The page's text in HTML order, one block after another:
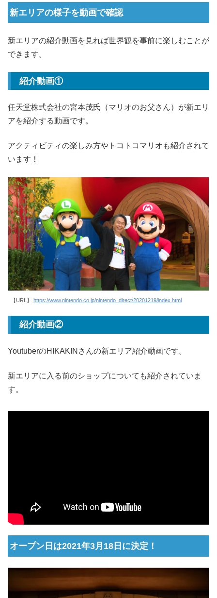
新エリアの様子を動画で確認
新エリアの紹介動画を見れば世界観を事前に楽しむことが
できます。
紹介動画①
任天堂株式会社の宮本茂氏（マリオのお父さん）が新エリ
アを紹介する動画です。
アクティビティの楽しみ方やトコトコマリオも紹介されて
います！
【URL】 https://www.nintendo.co.jp/nintendo_direct/20201219/index.html
紹介動画②
YoutuberのHIKAKINさんの新エリア紹介動画です。
新エリアに入る前のショップについても紹介されていま
す。
オープン日は2021年3月18日に決定！